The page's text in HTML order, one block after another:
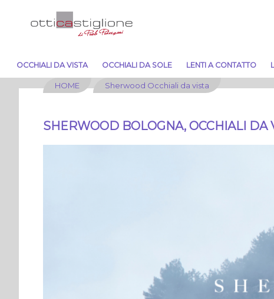
OCCHIALI DA VISTA OCCHIALI DA SOLE LENTI A CONTATTO
HOME Sherwood Occhiali da vista
SHERWOOD BOLOGNA, OCCHIALI DA